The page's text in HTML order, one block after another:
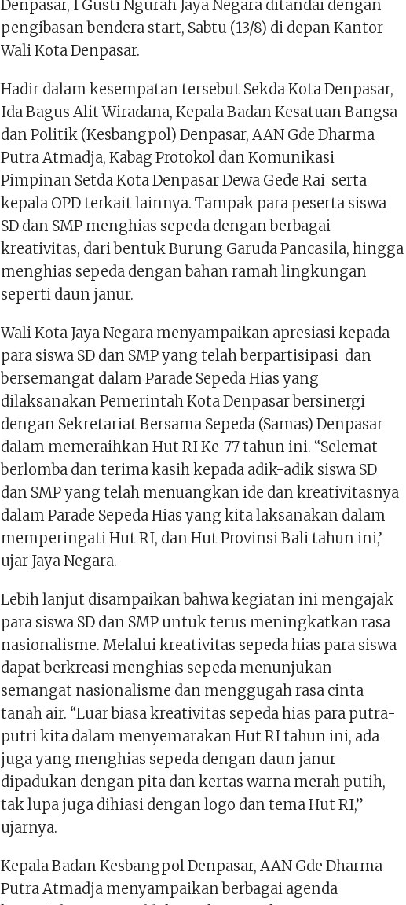
Denpasar, I Gusti Ngurah Jaya Negara ditandai dengan
pengibasan bendera start, Sabtu (13/8) di depan Kantor
Wali Kota Denpasar.
Hadir dalam kesempatan tersebut Sekda Kota Denpasar,
Ida Bagus Alit Wiradana, Kepala Badan Kesatuan Bangsa
dan Politik (Kesbangpol) Denpasar, AAN Gde Dharma
Putra Atmadja, Kabag Protokol dan Komunikasi
Pimpinan Setda Kota Denpasar Dewa Gede Rai serta
kepala OPD terkait lainnya. Tampak para peserta siswa
SD dan SMP menghias sepeda dengan berbagai
kreativitas, dari bentuk Burung Garuda Pancasila, hingga
menghias sepeda dengan bahan ramah lingkungan
seperti daun janur.
Wali Kota Jaya Negara menyampaikan apresiasi kepada
para siswa SD dan SMP yang telah berpartisipasi dan
bersemangat dalam Parade Sepeda Hias yang
dilaksanakan Pemerintah Kota Denpasar bersinergi
dengan Sekretariat Bersama Sepeda (Samas) Denpasar
dalam memeraihkan Hut RI Ke-77 tahun ini. “Selemat
berlomba dan terima kasih kepada adik-adik siswa SD
dan SMP yang telah menuangkan ide dan kreativitasnya
dalam Parade Sepeda Hias yang kita laksanakan dalam
memperingati Hut RI, dan Hut Provinsi Bali tahun ini,’
ujar Jaya Negara.
Lebih lanjut disampaikan bahwa kegiatan ini mengajak
para siswa SD dan SMP untuk terus meningkatkan rasa
nasionalisme. Melalui kreativitas sepeda hias para siswa
dapat berkreasi menghias sepeda menunjukan
semangat nasionalisme dan menggugah rasa cinta
tanah air. “Luar biasa kreativitas sepeda hias para putra-
putri kita dalam menyemarakan Hut RI tahun ini, ada
juga yang menghias sepeda dengan daun janur
dipadukan dengan pita dan kertas warna merah putih,
tak lupa juga dihiasi dengan logo dan tema Hut RI,”
ujarnya.
Kepala Badan Kesbangpol Denpasar, AAN Gde Dharma
Putra Atmadja menyampaikan berbagai agenda